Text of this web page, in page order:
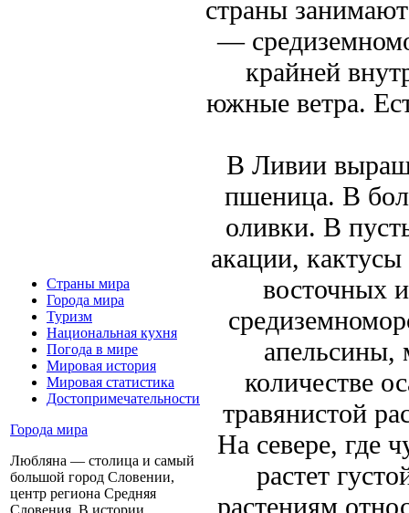
Страны мира
Города мира
Туризм
Национальная кухня
Погода в мире
Мировая история
Мировая статистика
Достопримечательности
Города мира
Любляна — столица и самый
большой город Словении,
центр региона Средняя
Словения. В истории
страны
—
крайней
южные ветра.
В Ливии
пшеница. В
оливки. В
акации,
восточных
апельсины,
количестве
травянистой
На севере, где
растет
растениям